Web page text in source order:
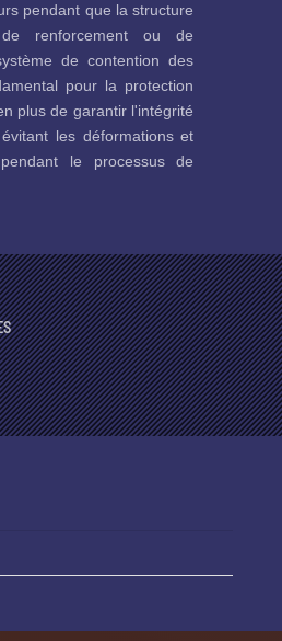
pendant que la structure
renforcement ou de
de contention des
pour la protection
plus de garantir l'intégrité
les déformations et
le processus de